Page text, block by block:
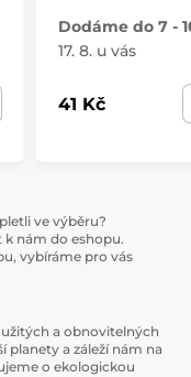
Dodáme do 7 -
17. 8. u vás
41 Kč
ve výběru?
k nám do eshopu.
vybíráme pro vás
a obnovitelných
planety a záleží nám na
o ekologickou